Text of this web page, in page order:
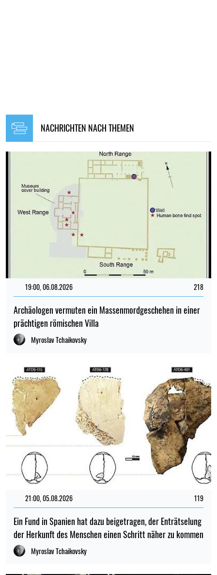
NACHRICHTEN NACH THEMEN
19:00, 06.08.2026 218
Archäologen vermuten ein Massenmordgeschehen in einer
prächtigen römischen Villa
Myroslav Tchaikovsky
21:00, 05.08.2026 119
Ein Fund in Spanien hat dazu beigetragen, der Enträtselung
der Herkunft des Menschen einen Schritt näher zu kommen
Myroslav Tchaikovsky